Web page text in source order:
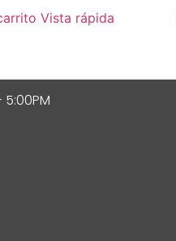
Vista rápida